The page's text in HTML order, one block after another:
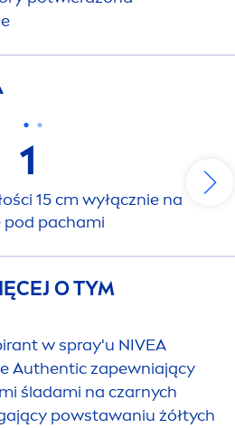
1
15 cm wyłącznie na
pod pachami
O TYM
w spray'u NIVEA
Authentic zapewniający
śladami na czarnych
powstawaniu żółtych